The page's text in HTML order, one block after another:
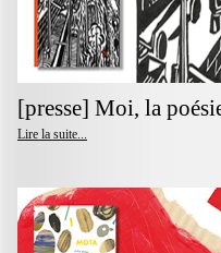
[presse] Moi, la
Lire la suite...